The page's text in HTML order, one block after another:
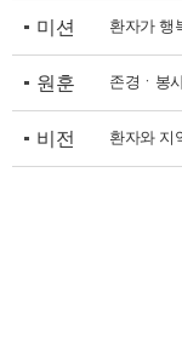
미션 환자가 행
원훈 존경ㆍ봉
비전 환자와 지